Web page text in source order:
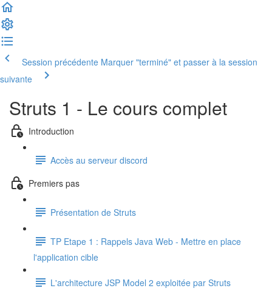
Session précédente Marquer "terminé" et passer à la session
suivante
Struts 1 - Le cours complet
Introduction
Accès au serveur discord
Premiers pas
Présentation de Struts
TP Etape 1 : Rappels Java Web - Mettre en place
l'application cible
L'architecture JSP Model 2 exploitée par Struts